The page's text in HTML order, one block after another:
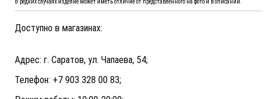
В редких случаях изделие может иметь отличие от представленного на фото и в описании.
Доступно в магазинах:
Адрес: г. Саратов, ул. Чапаева, 54;
Телефон: +7 903 328 00 83;